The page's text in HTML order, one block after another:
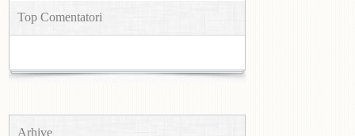
Top Comentatori
Arhive